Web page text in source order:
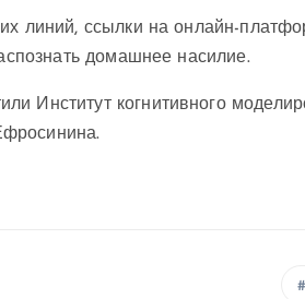
линий, ссылки на онлайн-
домашнее насилие.
Институт когнитивного